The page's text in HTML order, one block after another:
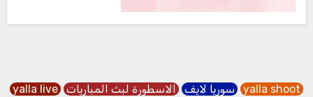
yalla shoot سوريا لايف الاسطورة لبث المباريات yalla live